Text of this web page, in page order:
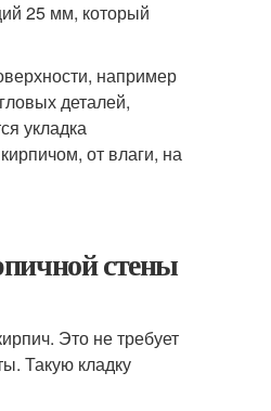
25 мм, который
например
деталей,
укладка
от влаги, на
стены
Это не требует
Такую кладку